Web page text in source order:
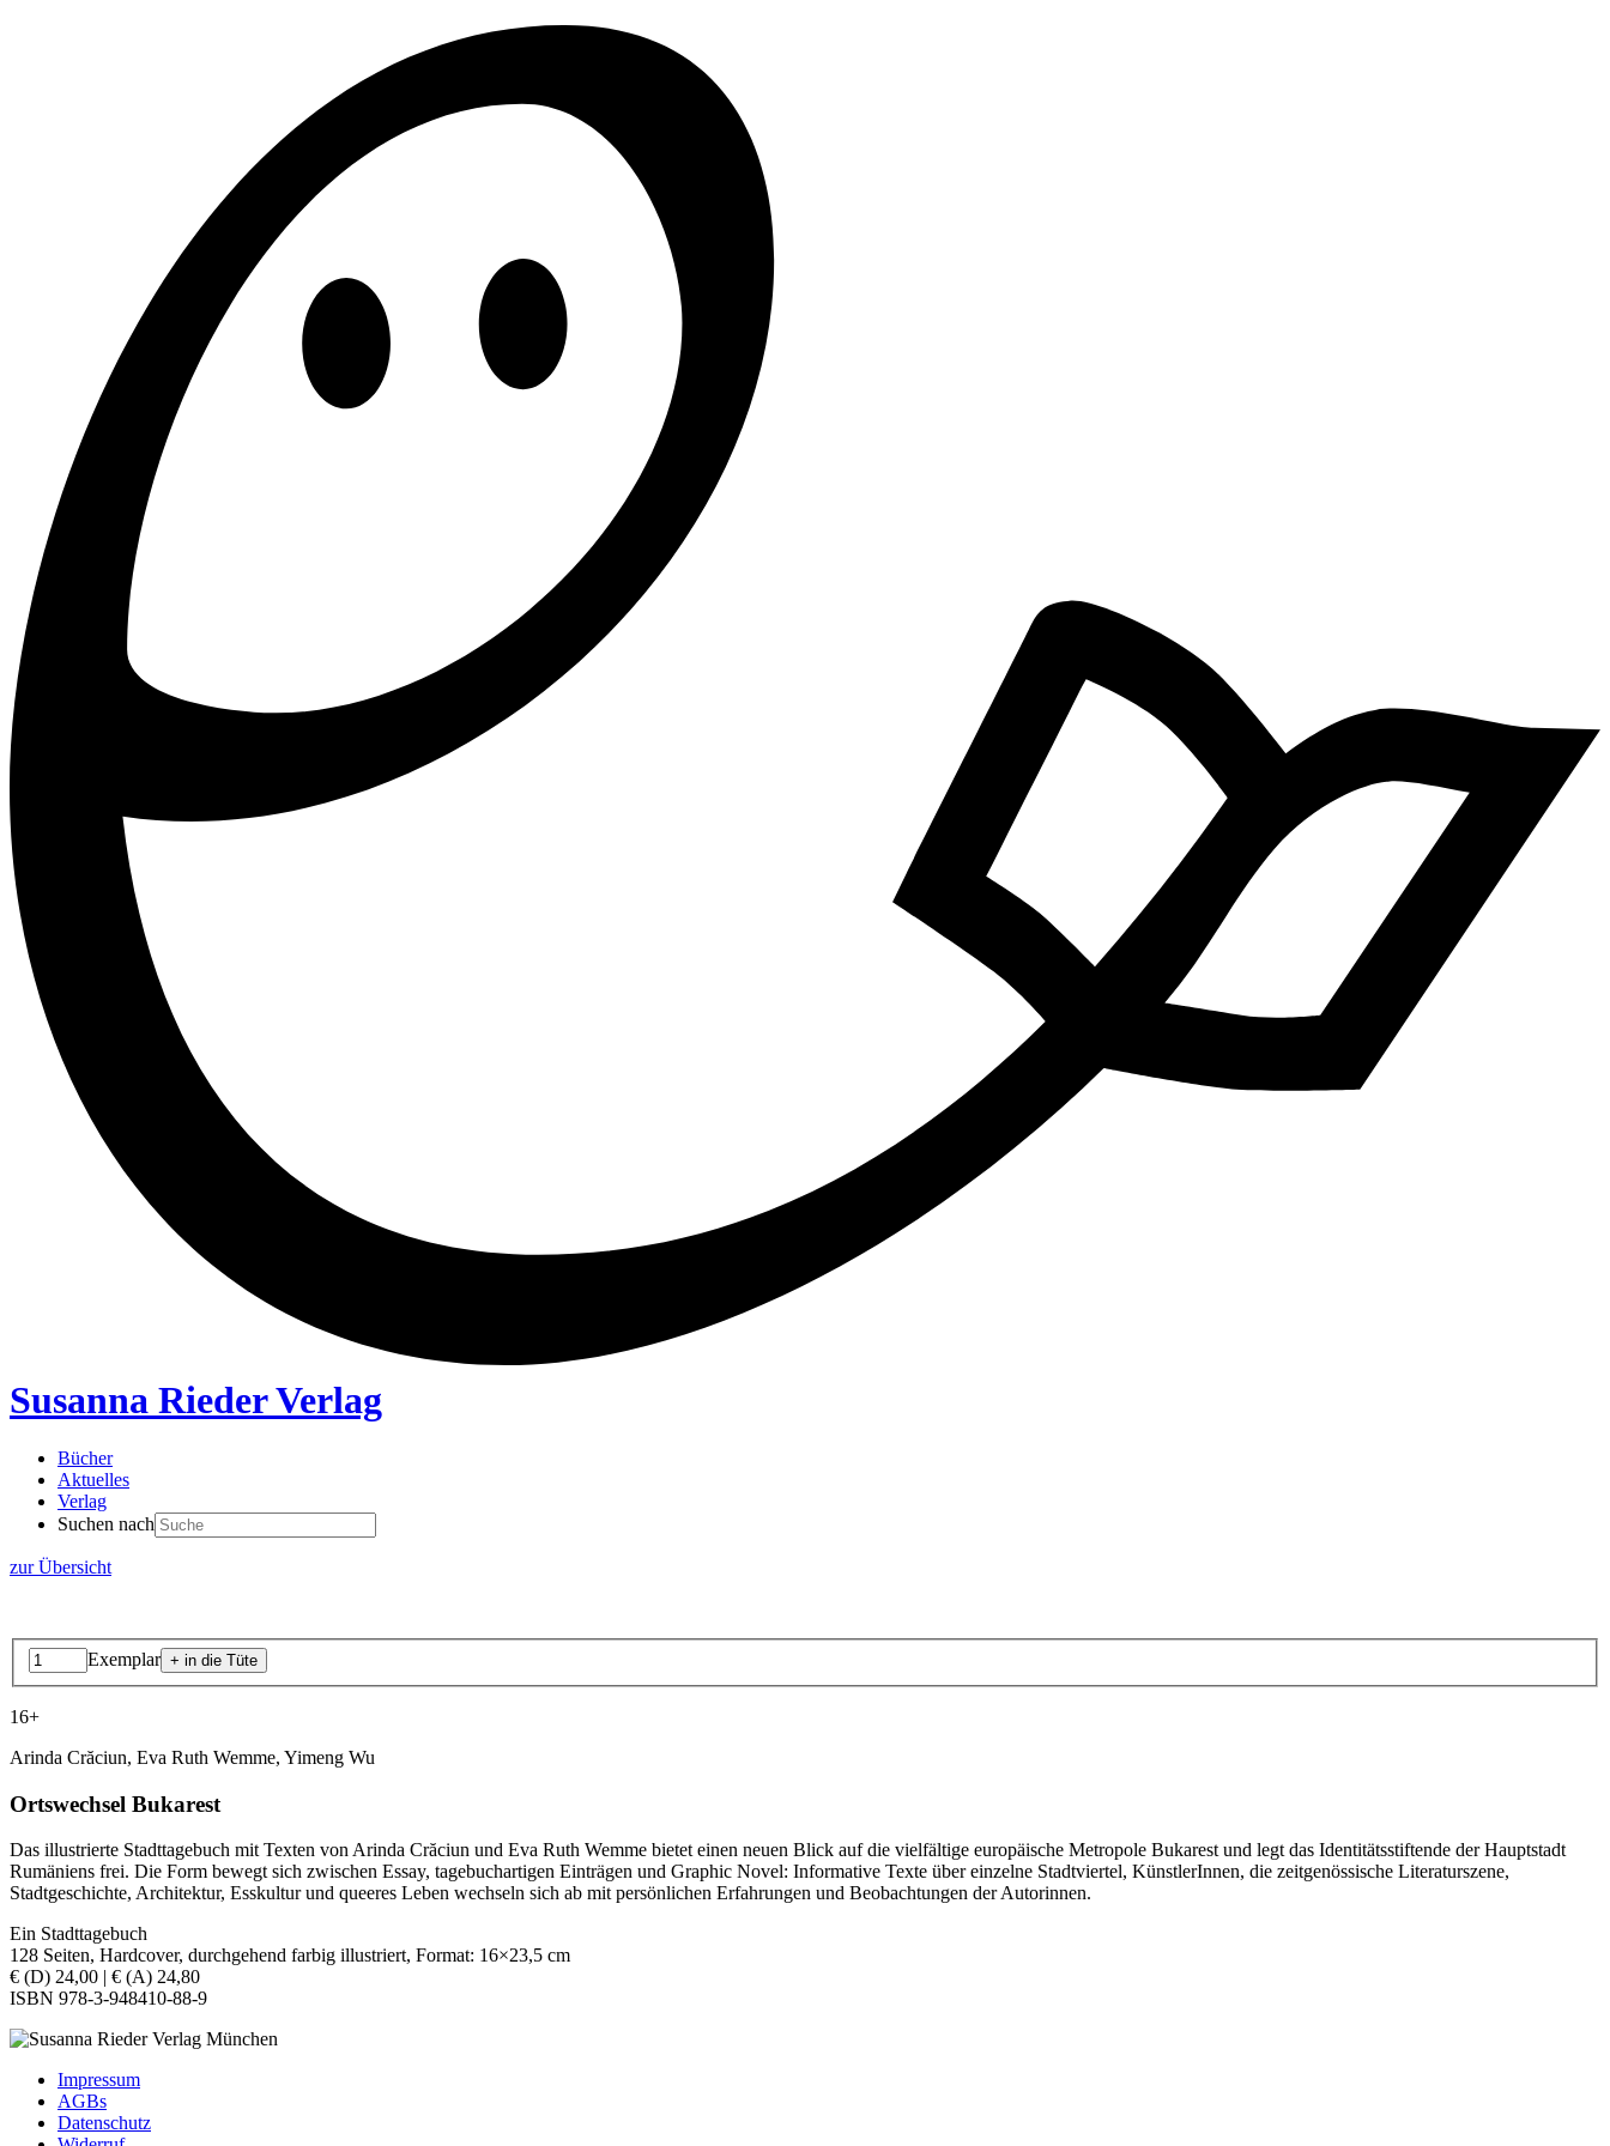
Susanna Rieder Verlag
Bücher
Aktuelles
Verlag
Suchen nach
zur Übersicht
Exemplar
16+
Arinda Crăciun, Eva Ruth Wemme, Yimeng Wu
Ortswechsel Bukarest
Das illustrierte Stadttagebuch mit Texten von Arinda Crăciun und Eva Ruth Wemme bietet einen neuen Blick auf die vielfältige europäische Metropole Bukarest und legt das Identitätsstiftende der Hauptstadt
Rumäniens frei. Die Form bewegt sich zwischen Essay, tagebuchartigen Einträgen und Graphic Novel: Informative Texte über einzelne Stadtviertel, KünstlerInnen, die zeitgenössische Literaturszene,
Stadtgeschichte, Architektur, Esskultur und queeres Leben wechseln sich ab mit persönlichen Erfahrungen und Beobachtungen der Autorinnen.
Ein Stadttagebuch
128 Seiten, Hardcover, durchgehend farbig illustriert, Format: 16×23,5 cm
€ (D) 24,00 | € (A) 24,80
ISBN 978-3-948410-88-9
Impressum
AGBs
Datenschutz